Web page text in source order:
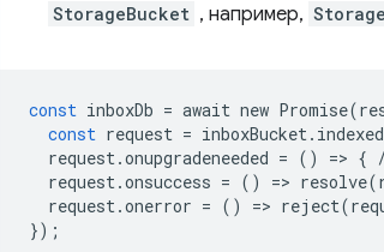
StorageBucket , например,
const inboxDb = await new Promise(
const request = inboxBucket.
request.onupgradeneeded = () => {
request.onsuccess = () => resolve(
request.onerror = () => reject(
});